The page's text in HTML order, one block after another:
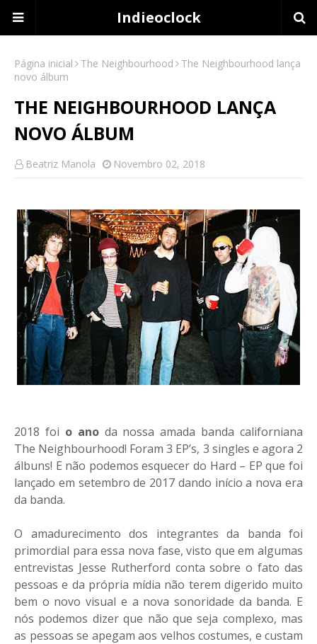
Indieoclock
Página inicial The Neighbourhood
The Neighbourhood lança
novo álbum
THE NEIGHBOURHOOD LANÇA
NOVO ÁLBUM
Beatriz Manola Novembro 02, 2018
2018 foi o anoda nossa amada banda californiana
The Neighbourhood! Foram 3 EP’s, 3 singles e agora 2
álbuns! E não podemos esquecer do Hard – EP que foi
lançado em setembro de 2017 dando início a nova era
da banda.
O amadurecimento dos integrantes da banda foi
primordial para essa nova fase, visto que em algumas
entrevistas Jesse Rutherford conta sobre o fato das
pessoas e da própria mídia não terem digerido muito
bem o novo visual e a nova sonoridade da banda. E
nós podemos dizer que não que seja complexo, mas
as pessoas se apegam aos velhos costumes, e custam